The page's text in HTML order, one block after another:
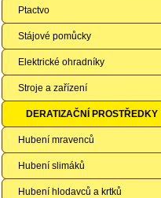
Ptactvo
Stájové pomůcky
Elektrické ohradníky
Stroje a zařízení
DERATIZAČNÍ PROSTŘEDKY
Hubení mravenců
Hubení slimáků
Hubení hlodavců a krtků